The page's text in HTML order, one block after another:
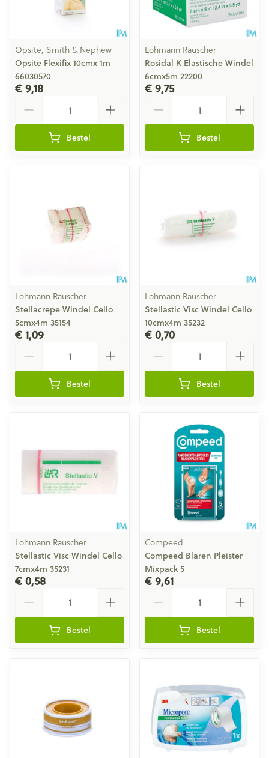
Opsite, Smith & Nephew
Opsite Flexifix 10cmx 1m
66030570
€ 9,18
Bestel
Lohmann Rauscher
Rosidal K Elastische Windel
6cmx5m 22200
€ 9,75
Bestel
Lohmann Rauscher
Stellacrepe Windel Cello
5cmx4m 35154
€ 1,09
Bestel
Lohmann Rauscher
Stellastic Visc Windel Cello
10cmx4m 35232
€ 0,70
Bestel
Lohmann Rauscher
Stellastic Visc Windel Cello
7cmx4m 35231
€ 0,58
Bestel
Compeed
Compeed Blaren Pleister
Mixpack 5
€ 9,61
Bestel